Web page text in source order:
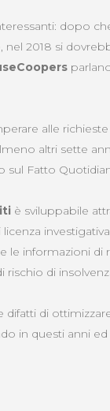
dopo
2018 si
alle
altri sette
sul Fatto
è sviluppabile
le informazioni di
rischio di
di
in questi anni